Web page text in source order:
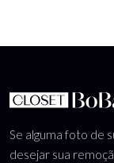
Se alguma foto de
desejar sua